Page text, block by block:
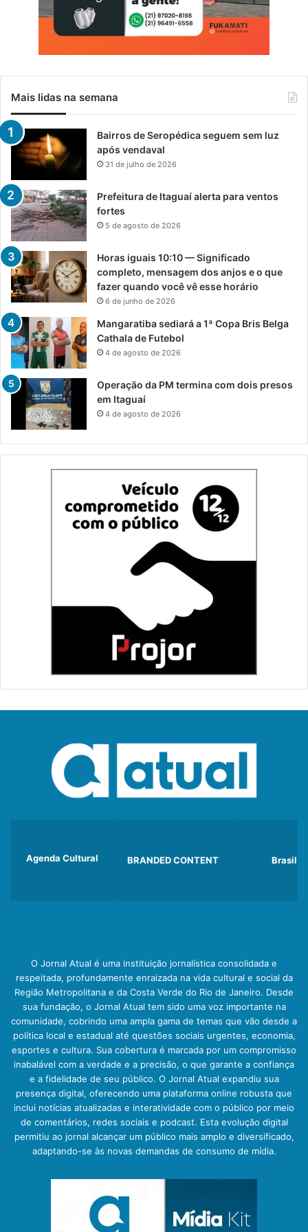
Mais lidas na semana
Bairros de Seropédica seguem sem luz
após vendaval
31 de julho de 2026
Prefeitura de Itaguaí alerta para ventos
fortes
5 de agosto de 2026
Horas iguais 10:10 — Significado
completo, mensagem dos anjos e o que
fazer quando você vê esse horário
6 de junho de 2026
Mangaratiba sediará a 1ª Copa Bris Belga
Cathala de Futebol
4 de agosto de 2026
Operação da PM termina com dois presos
em Itaguaí
4 de agosto de 2026
Agenda Cultural BRANDED CONTENT Brasil
O Jornal Atual é uma instituição jornalística consolidada e
respeitada, profundamente enraizada na vida cultural e social da
Região Metropolitana e da Costa Verde do Rio de Janeiro. Desde
sua fundação, o Jornal Atual tem sido uma voz importante na
comunidade, cobrindo uma ampla gama de temas que vão desde a
política local e estadual até questões sociais urgentes, economia,
esportes e cultura. Sua cobertura é marcada por um compromisso
inabalável com a verdade e a precisão, o que garante a confiança
e a fidelidade de seu público. O Jornal Atual expandiu sua
presença digital, oferecendo uma plataforma online robusta que
inclui notícias atualizadas e interatividade com o público por meio
de comentários, redes sociais e podcast. Esta evolução digital
permitiu ao jornal alcançar um público mais amplo e diversificado,
adaptando-se às novas demandas de consumo de mídia.